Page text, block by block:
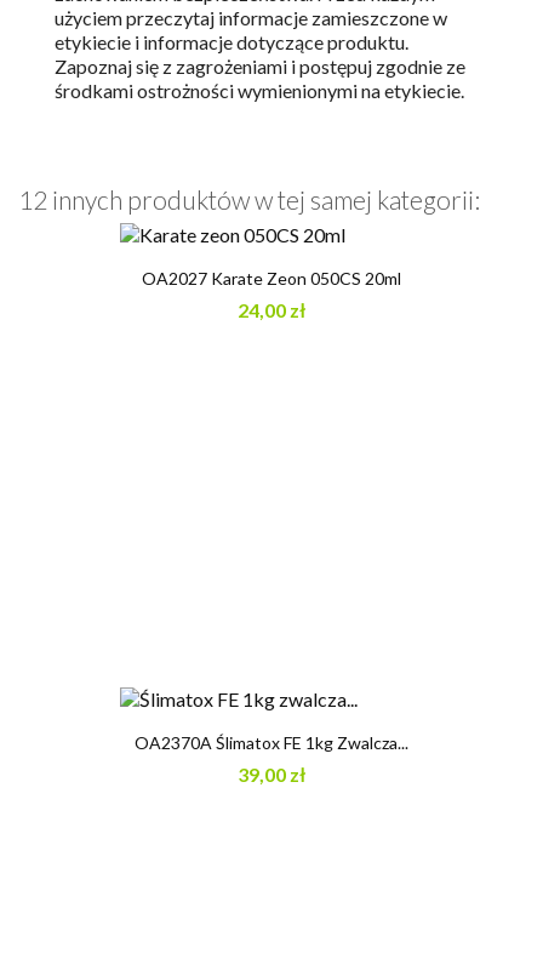
użyciem przeczytaj informacje zamieszczone w
etykiecie i informacje dotyczące produktu.
Zapoznaj się z zagrożeniami i postępuj zgodnie ze
środkami ostrożności wymienionymi na etykiecie.
12 innych produktów w tej samej kategorii:
OA2027 Karate Zeon 050CS 20ml
24,00 zł
OA2370A Ślimatox FE 1kg Zwalcza...
39,00 zł